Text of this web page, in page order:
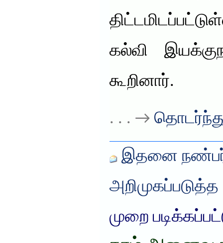
கல்வி
கூறினார்.
. . . →
இதனை
அறிமுகப்படுத்த
முறை